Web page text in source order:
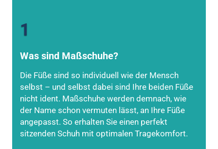
1
Was sind Maßschuhe?
Die Füße sind so individuell wie der Mensch
selbst – und selbst dabei sind Ihre beiden Füße
nicht ident. Maßschuhe werden demnach, wie
der Name schon vermuten lässt, an Ihre Füße
angepasst. So erhalten Sie einen perfekt
sitzenden Schuh mit optimalen Tragekomfort.